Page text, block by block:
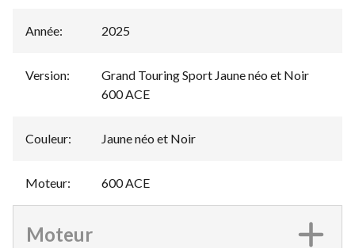
Année: 2025
Version:
Grand Touring Sport Jaune néo et Noir
600 ACE
Couleur: Jaune néo et Noir
Moteur: 600 ACE
Moteur